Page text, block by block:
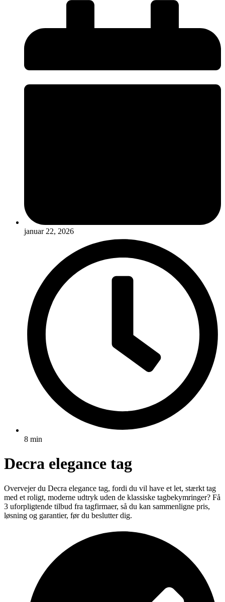
januar 22, 2026
8 min
Decra elegance tag
Overvejer du Decra elegance tag, fordi du vil have et let, stærkt tag
med et roligt, moderne udtryk uden de klassiske tagbekymringer? Få
3 uforpligtende tilbud fra tagfirmaer, så du kan sammenligne pris,
løsning og garantier, før du beslutter dig.